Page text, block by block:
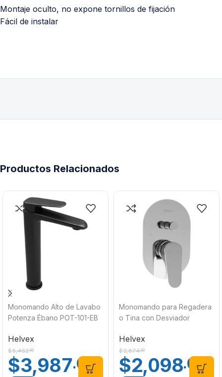
Montaje oculto, no expone tornillos de fijación
Fácil de instalar
Productos Relacionados
Monomando Alto de Lavabo
Potenza Ébano POT-101-EB
Helvex
$5,462.00
$3,987.00
Monomando para Regadera
o Tina con Desviador
Helvex
Helvex
$2,874.00
$2,098.00